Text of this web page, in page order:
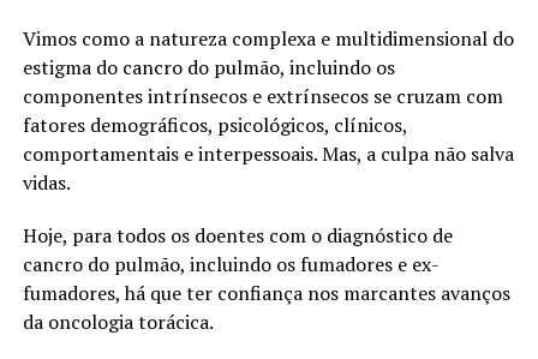
Vimos como a natureza complexa e multidimensional do
estigma do cancro do pulmão, incluindo os
componentes intrínsecos e extrínsecos se cruzam com
fatores demográficos, psicológicos, clínicos,
comportamentais e interpessoais. Mas, a culpa não salva
vidas.
Hoje, para todos os doentes com o diagnóstico de
cancro do pulmão, incluindo os fumadores e ex-
fumadores, há que ter confiança nos marcantes avanços
da oncologia torácica.